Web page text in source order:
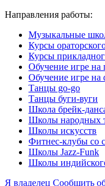
Направления работы:
Музыкальные
Курсы
Курсы
Обучение игре на
Обучение игре на
Танцы go-go
Танцы буги-вуги
Школа брейк-
Школы народных
Школы искусств
Фитнес-клубы со
Школы Jazz-Funk
Школы
Я владелец Сообщить